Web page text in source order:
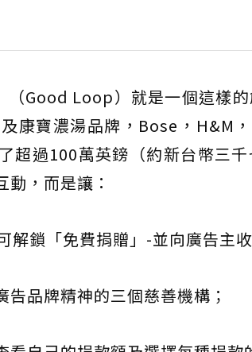
（Good Loop）就是一個這樣
康寶濃湯品牌，Bose，H&M
超過100萬英鎊（約新台幣三
，而是讓：
鎖「免費捐贈」-並向廣告主收
品牌精神的三個慈善機構；